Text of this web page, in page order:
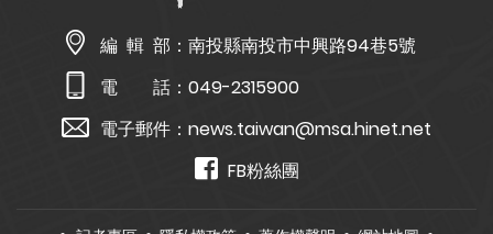
編 輯 部： 南投縣南投市中興路94巷5號
電 話： 049-2315900
電子郵件： news.taiwan@msa.hinet.net
FB粉絲團